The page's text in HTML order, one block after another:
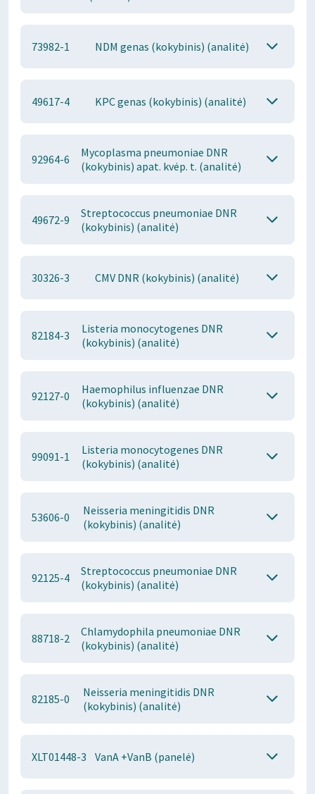
73982-1 NDM genas (kokybinis) (analitė)
49617-4 KPC genas (kokybinis) (analitė)
92964-6
Mycoplasma pneumoniae DNR
(kokybinis) apat. kvėp. t. (analitė)
49672-9
Streptococcus pneumoniae DNR
(kokybinis) (analitė)
30326-3 CMV DNR (kokybinis) (analitė)
82184-3
Listeria monocytogenes DNR
(kokybinis) (analitė)
92127-0
Haemophilus influenzae DNR
(kokybinis) (analitė)
99091-1
Listeria monocytogenes DNR
(kokybinis) (analitė)
53606-0
Neisseria meningitidis DNR
(kokybinis) (analitė)
92125-4
Streptococcus pneumoniae DNR
(kokybinis) (analitė)
88718-2
Chlamydophila pneumoniae DNR
(kokybinis) (analitė)
82185-0
Neisseria meningitidis DNR
(kokybinis) (analitė)
XLT01448-3 VanA +VanB (panelė)